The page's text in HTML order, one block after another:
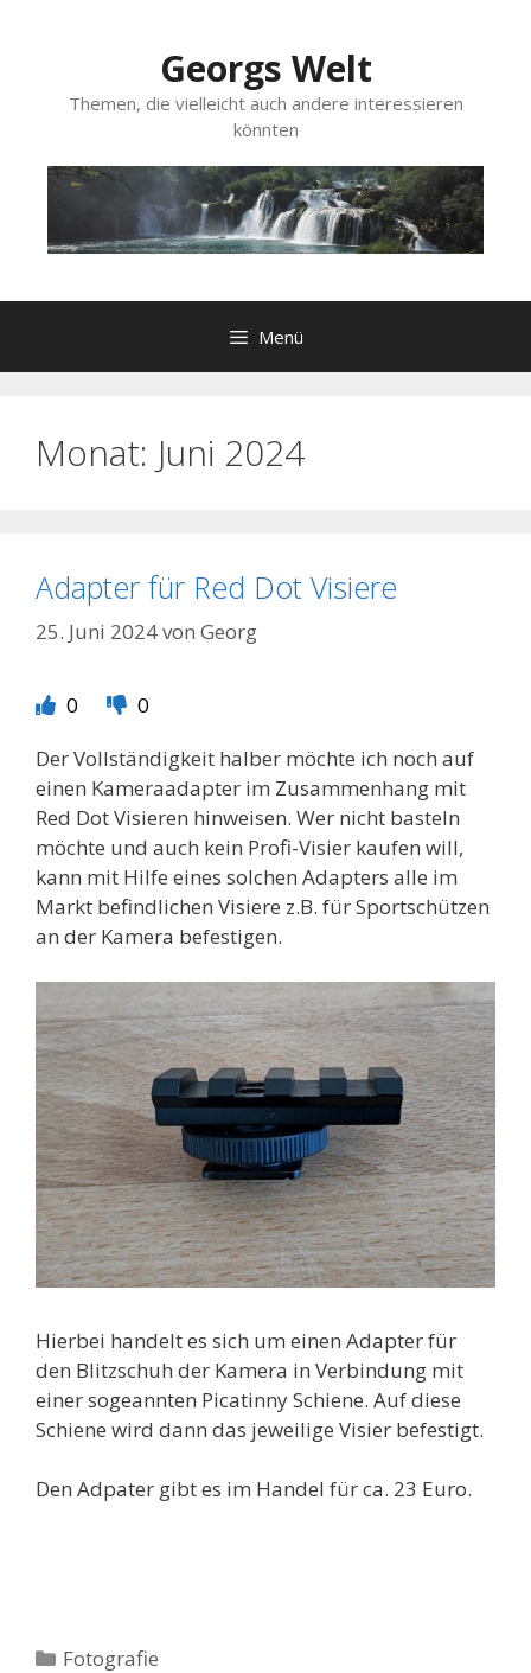
Georgs Welt
Themen, die vielleicht auch andere interessieren
könnten
Menü
Monat: Juni 2024
Adapter für Red Dot Visiere
25. Juni 2024von Georg
0
0
Der Vollständigkeit halber möchte ich noch auf
einen Kameraadapter im Zusammenhang mit
Red Dot Visieren hinweisen. Wer nicht basteln
möchte und auch kein Profi-Visier kaufen will,
kann mit Hilfe eines solchen Adapters alle im
Markt befindlichen Visiere z.B. für Sportschützen
an der Kamera befestigen.
Hierbei handelt es sich um einen Adapter für
den Blitzschuh der Kamera in Verbindung mit
einer sogeannten Picatinny Schiene. Auf diese
Schiene wird dann das jeweilige Visier befestigt.
Den Adpater gibt es im Handel für ca. 23 Euro.
Kategorien
Fotografie